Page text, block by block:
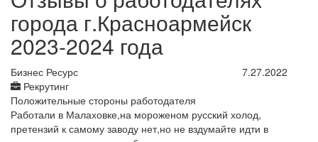
города г.Красноармейск
2023-2024 года
Бизнес Ресурс
Рекрутинг
7.27.2022
Положительные стороны работодателя
Работали в Малаховке,на мороженом русский холод,
претензий к самому заводу нет,но не вздумайте идти в